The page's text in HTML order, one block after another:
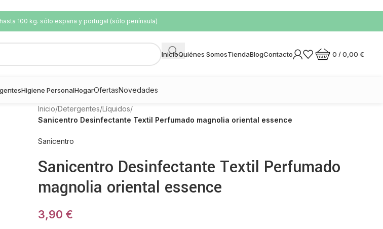
100 kg. sólo españa y portugal (sólo península)
InicioQuiénes SomosTiendaBlogContacto 0 /0,00 €
Higiene PersonalHogarOfertasNovedades
Inicio/Detergentes/Líquidos/
Sanicentro Desinfectante Textil Perfumado magnolia oriental essence
Sanicentro
Sanicentro Desinfectante Textil Perfumado
magnolia oriental essence
3,90 €